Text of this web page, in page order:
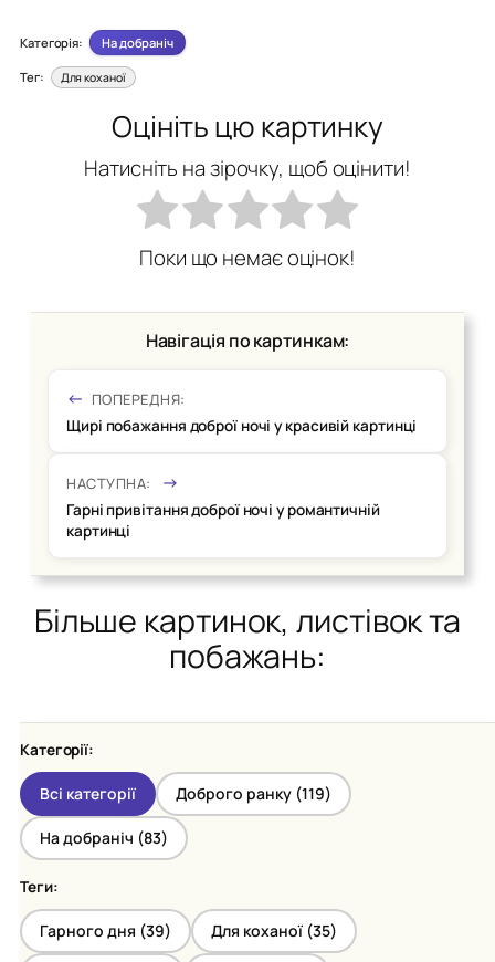
Категорія: На добраніч
Тег: Для коханої
Оцініть цю картинку
Натисніть на зірочку, щоб оцінити!
Поки що немає оцінок!
Навігація по картинкам:
ПОПЕРЕДНЯ:
Щирі побажання доброї ночі у красивій картинці
НАСТУПНА:
Гарні привітання доброї ночі у романтичній
картинці
Більше картинок, листівок та
побажань:
Категорії:
Всі категорії Доброго ранку (119)
На добраніч (83)
Теги:
Гарного дня (39) Для коханої (35)